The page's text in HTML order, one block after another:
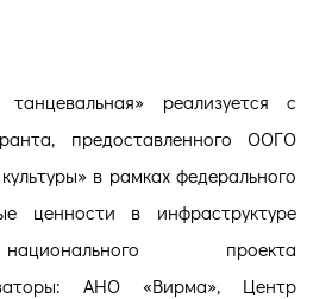
реализуется с
предоставленного ООГО
в рамках федерального
ценности в инфраструктуре
проекта
АНО «Вирма», Центр